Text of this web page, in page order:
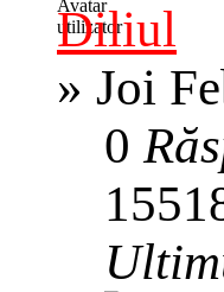
Diliul
» Joi
0